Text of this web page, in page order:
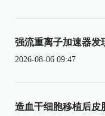
强流重离子加速器发
2026-08-06 09:47
造血干细胞移植后皮